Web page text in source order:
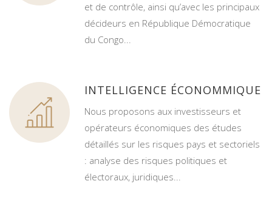
et de contrôle, ainsi qu’avec les principaux
décideurs en République Démocratique
du Congo...
INTELLIGENCE ÉCONOMMIQUE
Nous proposons aux investisseurs et
opérateurs économiques des études
détaillés sur les risques pays et sectoriels
: analyse des risques politiques et
électoraux, juridiques...